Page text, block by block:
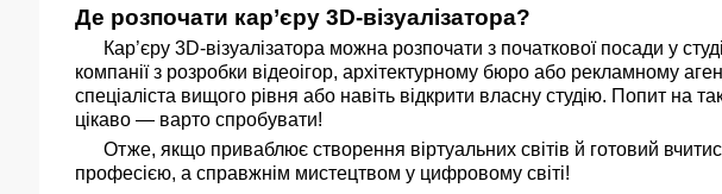
Де розпочати кар’єру 3D-візуалізатора?
Кар’єру 3D-візуалізатора можна розпочати з початкової посади у
компанії з розробки відеоігор, архітектурному бюро або рекламному
спеціаліста вищого рівня або навіть відкрити власну студію. Попит на
цікаво — варто спробувати!
Отже, якщо приваблює створення віртуальних світів й готовий
професією, а справжнім мистецтвом у цифровому світі!